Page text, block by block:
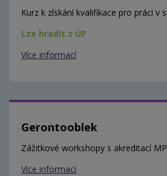
Kurz k získání kvalifikace pro práci v
Lze hradit z ÚP
Více informací
Gerontooblek
Zážitkové workshopy s akreditací
Více informací